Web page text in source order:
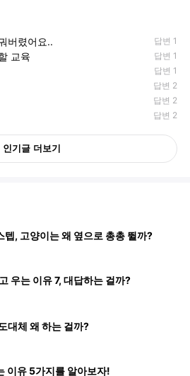
버렸어요.. 답변 1
교육 답변 1
답변 1
답변 2
답변 2
답변 2
인기글 더보기
텝, 고양이는 왜 옆으로 총총 뛸까?
우는 이유 7, 대답하는 걸까?
대체 왜 하는 걸까?
이유 5가지를 알아보자!